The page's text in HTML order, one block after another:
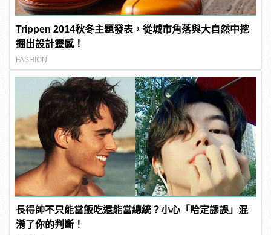
Trippen 2014秋冬主題發表，從城市角落與大自然中挖
掘出設計靈感！
FASHION
長得帥不只能當飯吃還能當總統？小心「哈定謬誤」混
淆了你的判斷！